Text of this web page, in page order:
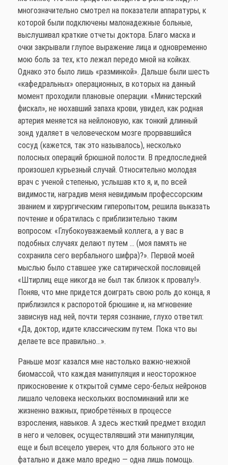
многозначительно смотрел на показатели аппаратуры, к
которой были подключены малонадежные больные,
выслушивал краткие отчеты доктора. Благо маска и
очки закрывали глупое выражение лица и одновременно
мою боль за тех, кто лежал передо мной на койках.
Однако это было лишь «разминкой». Дальше были шесть
«кафедральных» операционных, в которых на данный
момент проходили плановые операции. «Министерский
фискал», не нюхавший запаха крови, увидел, как родная
артерия меняется на нейлоновую, как тонкий длинный
зонд удаляет в человеческом мозге прорвавшийся
сосуд (кажется, так это называлось), несколько
полосных операций брюшной полости. В предпоследней
произошел курьезный случай. Относительно молодая
врач с ученой степенью, услышав кто я, и, по всей
видимости, наградив меня невидимым профессорским
званием и хирургическим гиперопытом, решила выказать
почтение и обратилась с приблизительно таким
вопросом: «Глубокоуважаемый коллега, а у вас в
подобных случаях делают путем … (моя память не
сохранила сего вербального шифра)?». Первой моей
мыслью было ставшее уже сатирической пословицей
«Штирлиц еще никогда не был так близок к провалу!».
Поняв, что мне придется доиграть свою роль до конца, я
приблизился к распоротой брюшине и, на мгновение
зависнув над ней, почти теряя сознание, глухо ответил:
«Да, доктор, идите классическим путем. Пока что вы
делаете все правильно…».
Раньше мозг казался мне настолько важно-нежной
биомассой, что каждая манипуляция и неосторожное
прикосновение к открытой сумме серо-белых нейронов
лишало человека нескольких воспоминаний или же
жизненно важных, приобретённых в процессе
взросления, навыков. А здесь жесткий предмет входил
в него и человек, осуществлявший эти манипуляции,
еще и был всецело уверен, что для больного это не
фатально и даже мало вредно — одна лишь помощь.